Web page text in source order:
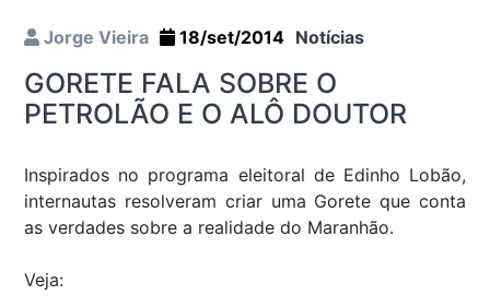
Jorge Vieira 18/set/2014 Notícias
GORETE FALA SOBRE O
PETROLÃO E O ALÔ DOUTOR
Inspirados no programa eleitoral de Edinho Lobão,
internautas resolveram criar uma Gorete que conta
as verdades sobre a realidade do Maranhão.
Veja: